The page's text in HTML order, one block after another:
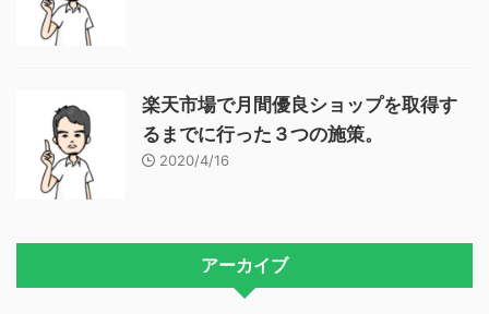
楽天市場で月間優良ショップを取得す
るまでに行った３つの施策。
2020/4/16
アーカイブ